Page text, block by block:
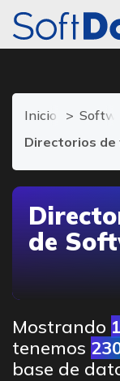
Inicio
Directorios
de
Mostrando
tenemos
base de